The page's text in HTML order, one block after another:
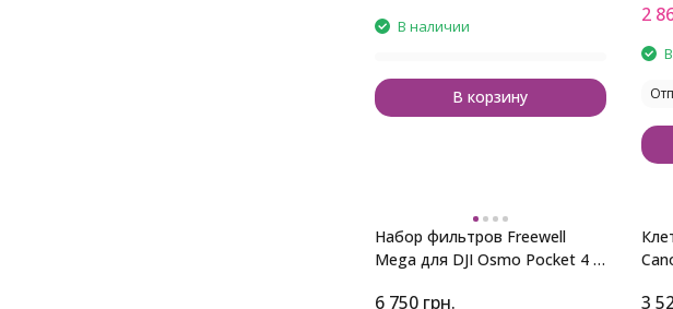
В наличии
В корзину
2
Набор фильтров Freewell
Mega для DJI Osmo Pocket 4 и
6 750 грн. 3